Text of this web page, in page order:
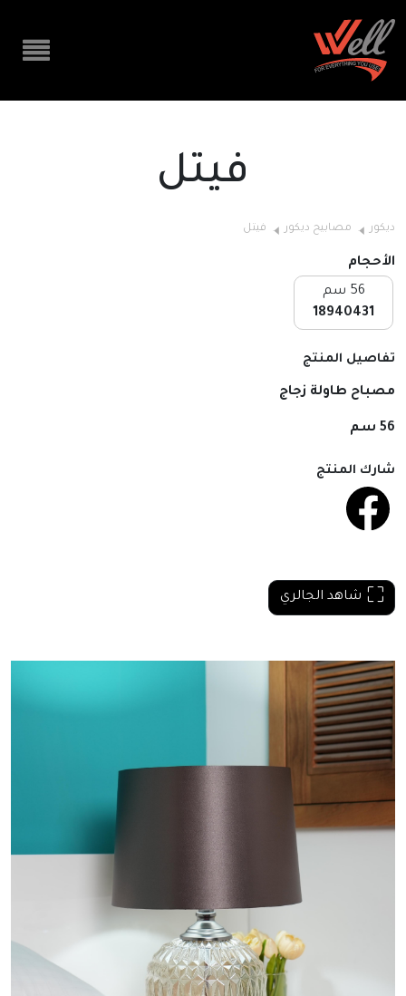
فيتل
ديكور مصابيح ديكور فيتل
الأحجام
56 سم
18940431
تفاصيل المنتج
مصباح طاولة زجاج
56 سم
شارك المنتج
شاهد الجالري